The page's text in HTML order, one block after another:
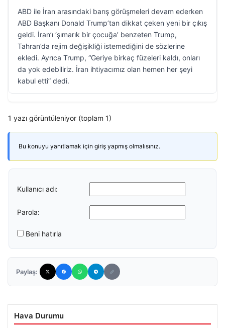
ABD ile İran arasındaki barış görüşmeleri devam ederken
ABD Başkanı Donald Trump’tan dikkat çeken yeni bir çıkış
geldi. İran’ı ‘şımarık bir çocuğa’ benzeten Trump,
Tahran’da rejim değişikliği istemediğini de sözlerine
ekledi. Ayrıca Trump, “Geriye birkaç füzeleri kaldı, onları
da yok edebiliriz. İran ihtiyacımız olan hemen her şeyi
kabul etti” dedi.
1 yazı görüntüleniyor (toplam 1)
Bu konuyu yanıtlamak için giriş yapmış olmalısınız.
Kullanıcı adı:
Parola:
Beni hatırla
Paylaş:
Hava Durumu